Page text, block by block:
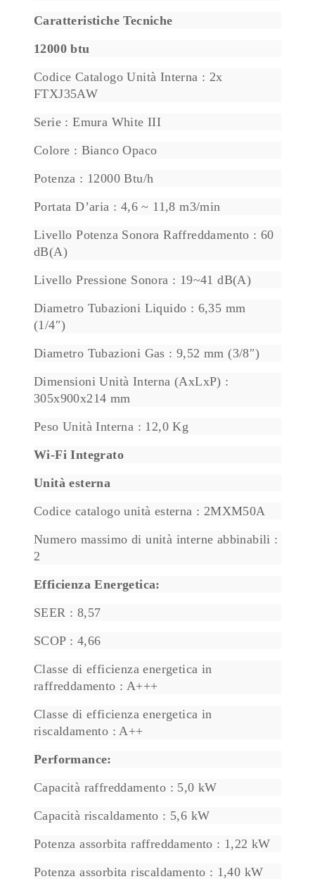
Caratteristiche Tecniche
12000 btu
Codice Catalogo Unità Interna : 2x
FTXJ35AW
Serie : Emura White III
Colore : Bianco Opaco
Potenza : 12000 Btu/h
Portata D’aria : 4,6 ~ 11,8 m3/min
Livello Potenza Sonora Raffreddamento : 60
dB(A)
Livello Pressione Sonora : 19~41 dB(A)
Diametro Tubazioni Liquido : 6,35 mm
(1/4″)
Diametro Tubazioni Gas : 9,52 mm (3/8″)
Dimensioni Unità Interna (AxLxP) :
305x900x214 mm
Peso Unità Interna : 12,0 Kg
Wi-Fi Integrato
Unità esterna
Codice catalogo unità esterna : 2MXM50A
Numero massimo di unità interne abbinabili :
2
Efficienza Energetica:
SEER : 8,57
SCOP : 4,66
Classe di efficienza energetica in
raffreddamento : A+++
Classe di efficienza energetica in
riscaldamento : A++
Performance:
Capacità raffreddamento : 5,0 kW
Capacità riscaldamento : 5,6 kW
Potenza assorbita raffreddamento : 1,22 kW
Potenza assorbita riscaldamento : 1,40 kW